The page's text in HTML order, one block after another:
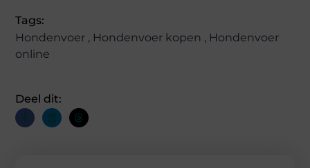
Tags:
Hondenvoer , Hondenvoer kopen , Hondenvoer
online
Deel dit: